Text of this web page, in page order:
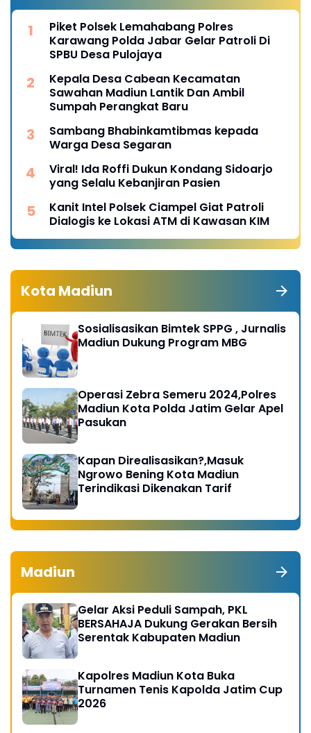
Piket Polsek Lemahabang Polres
Karawang Polda Jabar Gelar Patroli Di
SPBU Desa Pulojaya
Kepala Desa Cabean Kecamatan
Sawahan Madiun Lantik Dan Ambil
Sumpah Perangkat Baru
Sambang Bhabinkamtibmas kepada
Warga Desa Segaran
Viral! Ida Roffi Dukun Kondang Sidoarjo
yang Selalu Kebanjiran Pasien
Kanit Intel Polsek Ciampel Giat Patroli
Dialogis ke Lokasi ATM di Kawasan KIM
Kota Madiun
Sosialisasikan Bimtek SPPG , Jurnalis
Madiun Dukung Program MBG
Operasi Zebra Semeru 2024,Polres
Madiun Kota Polda Jatim Gelar Apel
Pasukan
Kapan Direalisasikan?,Masuk
Ngrowo Bening Kota Madiun
Terindikasi Dikenakan Tarif
Madiun
Gelar Aksi Peduli Sampah, PKL
BERSAHAJA Dukung Gerakan Bersih
Serentak Kabupaten Madiun
Kapolres Madiun Kota Buka
Turnamen Tenis Kapolda Jatim Cup
2026